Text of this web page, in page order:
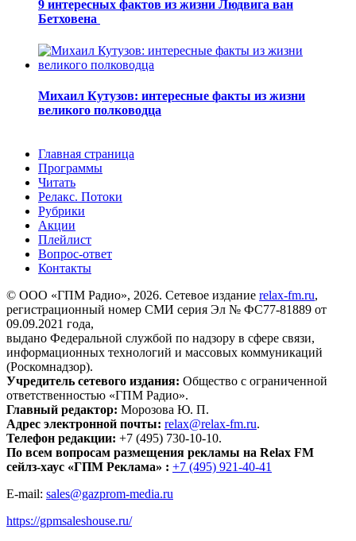
9 интересных фактов из жизни Людвига ван
Бетховена
Михаил Кутузов: интересные факты из жизни
великого полководца
Главная страница
Программы
Читать
Релакс. Потоки
Рубрики
Акции
Плейлист
Вопрос-ответ
Контакты
© ООО «ГПМ Радио», 2026. Сетевое издание relax-fm.ru,
регистрационный номер СМИ серия Эл № ФС77-81889 от
09.09.2021 года,
выдано Федеральной службой по надзору в сфере связи,
информационных технологий и массовых коммуникаций
(Роскомнадзор).
Учредитель сетевого издания: Общество с ограниченной
ответственностью «ГПМ Радио».
Главный редактор: Морозова Ю. П.
Адрес электронной почты: relax@relax-fm.ru.
Телефон редакции: +7 (495) 730-10-10.
По всем вопросам размещения рекламы на Relax FM
сейлз-хаус «ГПМ Реклама» : +7 (495) 921-40-41
E-mail: sales@gazprom-media.ru
https://gpmsaleshouse.ru/